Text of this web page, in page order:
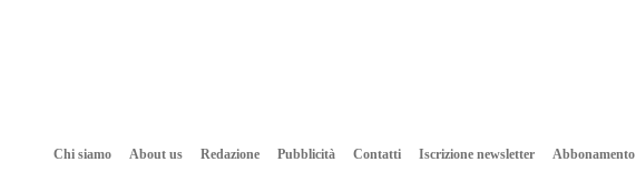
Chi siamo About us Redazione Pubblicità Contatti Iscrizione newsletter Abbonamento